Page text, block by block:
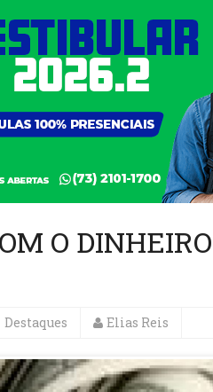
O
Destaques Elias Reis